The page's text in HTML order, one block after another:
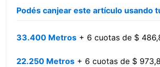
Podés canjear este artículo usando
33.400 Metros+ 6 cuotas de $
22.250 Metros+ 6 cuotas de $